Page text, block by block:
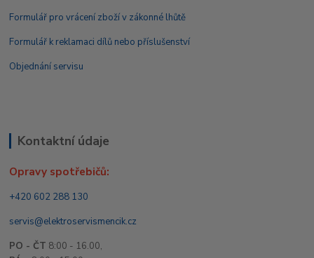
Formulář pro vrácení zboží v zákonné lhůtě
Formulář k reklamaci dílů nebo příslušenství
Objednání servisu
Kontaktní údaje
Opravy spotřebičů:
+420 602 288 130
servis@elektroservismencik.cz
PO - ČT 8:00 - 16.00,